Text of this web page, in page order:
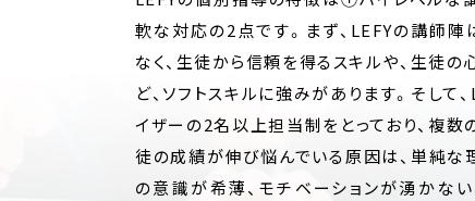
軟な対応の2点です。まず、LEFYの講師
なく、生徒から信頼を得るスキルや、生徒
ど、ソフトスキルに強みがあります。そして
イザーの2名以上担当制をとっており、複
徒の成績が伸び悩んでいる原因は、単純な
の意識が希薄、モチベーションが湧かな